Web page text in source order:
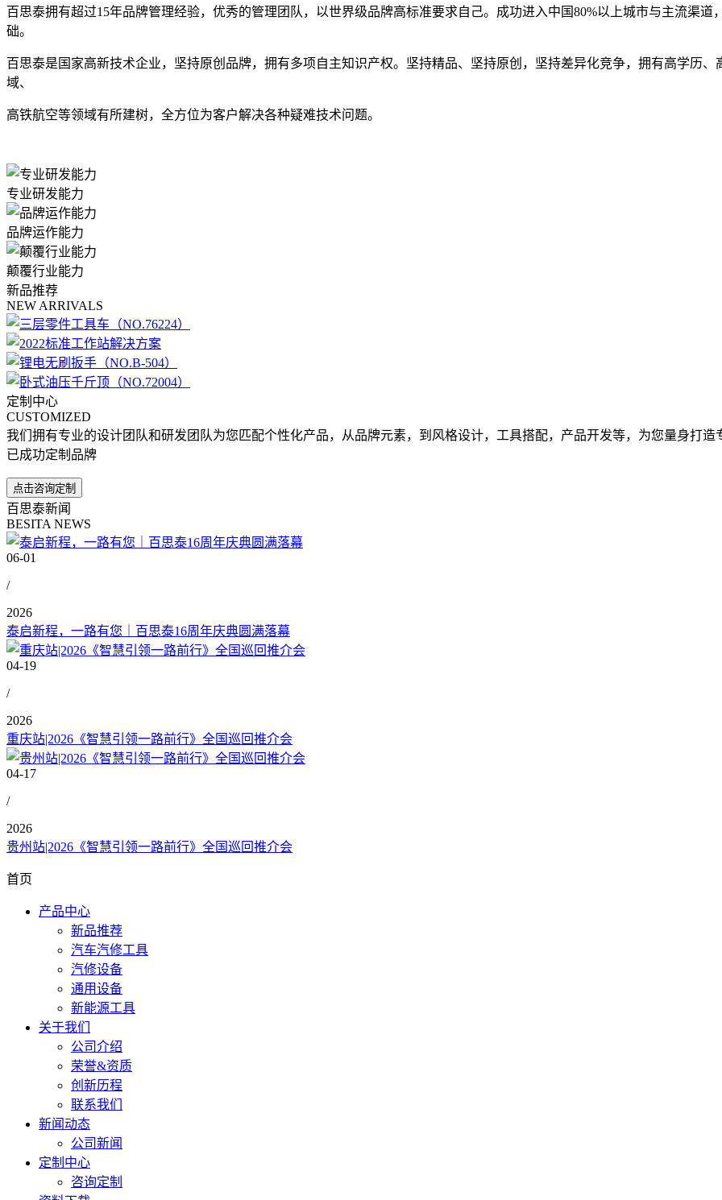
百思泰拥有超过15年品牌管理经验，优秀的管理团队，以世界级品牌高标准要求自己。成功进入中国80%以上城市与主流渠
础。
百思泰是国家高新技术企业，坚持原创品牌，拥有多项自主知识产权。坚持精品、坚持原创，坚持差异化竞争，拥有高学历
域、
高铁航空等领域有所建树，全方位为客户解决各种疑难技术问题。
专业研发能力
品牌运作能力
颠覆行业能力
新品推荐
NEW ARRIVALS
定制中心
CUSTOMIZED
我们拥有专业的设计团队和研发团队为您匹配个性化产品，从品牌元素，到风格设计，工具搭配，产品开发等，为您量身打造
已成功定制品牌
百思泰新闻
BESITA NEWS
06-01
/
2026
泰启新程，一路有您｜百思泰16周年庆典圆满落幕
04-19
/
2026
重庆站|2026《智慧引领一路前行》全国巡回推介会
04-17
/
2026
贵州站|2026《智慧引领一路前行》全国巡回推介会
首页
产品中心
新品推荐
汽车汽修工具
汽修设备
通用设备
新能源工具
关于我们
公司介绍
荣誉&资质
创新历程
联系我们
新闻动态
公司新闻
定制中心
咨询定制